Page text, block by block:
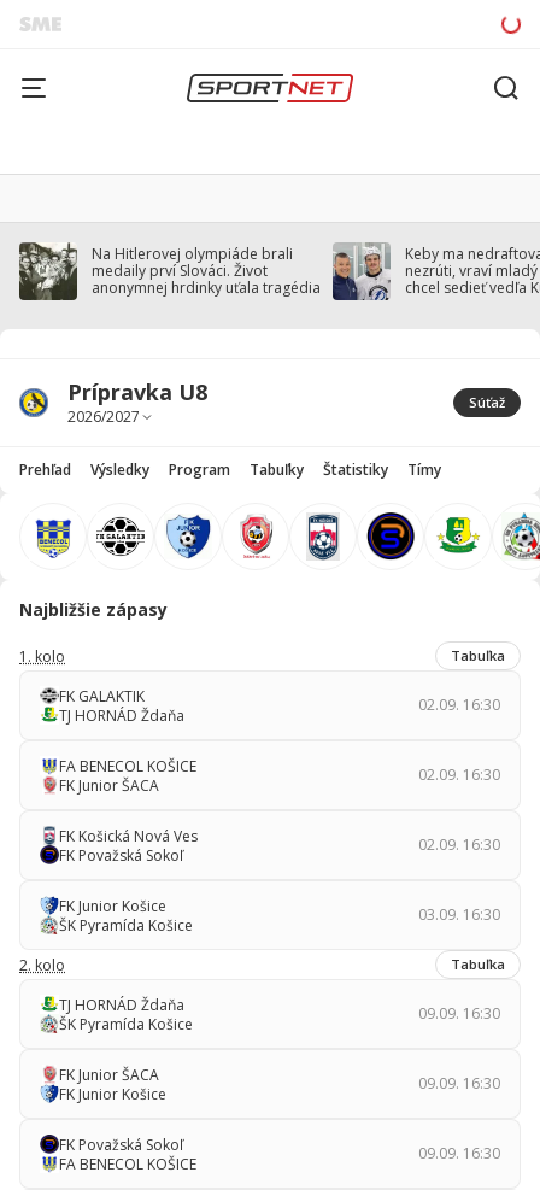
Na Hitlerovej olympiáde brali
medaily prví Slováci. Život
anonymnej hrdinky uťala tragédia
Keby ma
nezrúti, vraví mladý
chcel sedieť vedľa
Prípravka U8 Súťaž
Prehľad Výsledky Program Tabuľky Štatistiky Tímy
Najbližšie zápasy
1. kolo Tabuľka
FK GALAKTIK
TJ HORNÁD Ždaňa
02.09. 16:30
FA BENECOL KOŠICE
FK Junior ŠACA
02.09. 16:30
FK Košická Nová Ves
FK Považská Sokoľ
02.09. 16:30
FK Junior Košice
ŠK Pyramída Košice
03.09. 16:30
2. kolo Tabuľka
TJ HORNÁD Ždaňa
ŠK Pyramída Košice
09.09. 16:30
FK Junior ŠACA
FK Junior Košice
09.09. 16:30
FK Považská Sokoľ
FA BENECOL KOŠICE
09.09. 16:30